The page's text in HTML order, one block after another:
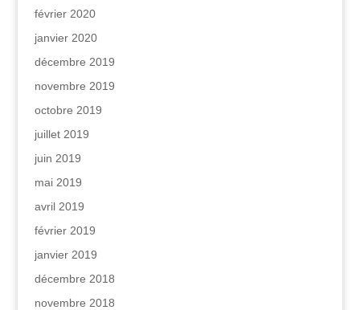
février 2020
janvier 2020
décembre 2019
novembre 2019
octobre 2019
juillet 2019
juin 2019
mai 2019
avril 2019
février 2019
janvier 2019
décembre 2018
novembre 2018